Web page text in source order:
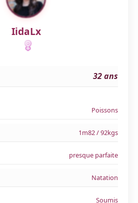
IidaLx
32 ans
Poissons
1m82 / 92kgs
presque parfaite
Natation
Soumis